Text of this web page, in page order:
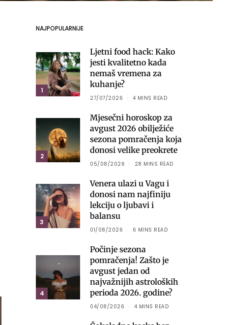
NAJPOPULARNIJE
1
Ljetni food hack: Kako
jesti kvalitetno kada
nemaš vremena za
kuhanje?
27/07/2026 4 MINS READ
2
Mjesečni horoskop za
avgust 2026 obilježiće
sezona pomračenja koja
donosi velike preokrete
05/08/2026 28 MINS READ
3
Venera ulazi u Vagu i
donosi nam najfiniju
lekciju o ljubavi i
balansu
01/08/2026 6 MINS READ
4
Počinje sezona
pomračenja! Zašto je
avgust jedan od
najvažnijih astroloških
perioda 2026. godine?
04/08/2026 4 MINS READ